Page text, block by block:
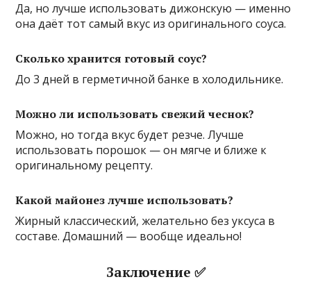
Да, но лучше использовать дижонскую — именно
она даёт тот самый вкус из оригинального соуса.
Сколько хранится готовый соус?
До 3 дней в герметичной банке в холодильнике.
Можно ли использовать свежий чеснок?
Можно, но тогда вкус будет резче. Лучше
использовать порошок — он мягче и ближе к
оригинальному рецепту.
Какой майонез лучше использовать?
Жирный классический, желательно без уксуса в
составе. Домашний — вообще идеально!
Заключение ✅